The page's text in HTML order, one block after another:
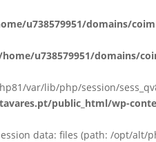
u738579951/domains/
u738579951/domains/
var/lib/php/session/
public_html/wp-
data: files (path: /opt/